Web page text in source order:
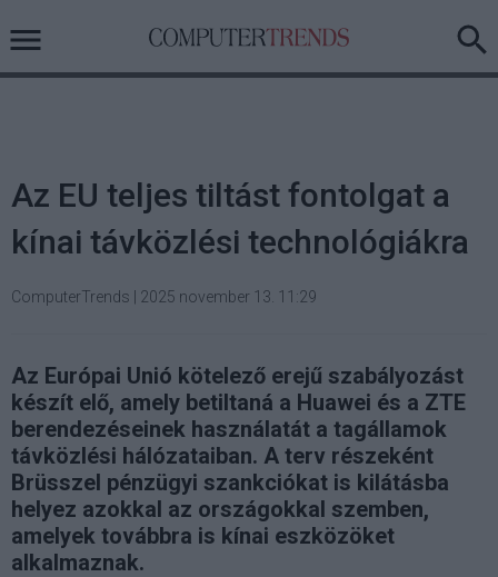
Az EU teljes tiltást fontolgat a
kínai távközlési technológiákra
ComputerTrends 2025 november 13. 11:29
Az Európai Unió kötelező erejű szabályozást
készít elő, amely betiltaná a Huawei és a ZTE
berendezéseinek használatát a tagállamok
távközlési hálózataiban. A terv részeként
Brüsszel pénzügyi szankciókat is kilátásba
helyez azokkal az országokkal szemben,
amelyek továbbra is kínai eszközöket
alkalmaznak.